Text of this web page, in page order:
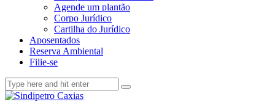
Agende um plantão
Corpo Jurídico
Cartilha do Jurídico
Aposentados
Reserva Ambiental
Filie-se